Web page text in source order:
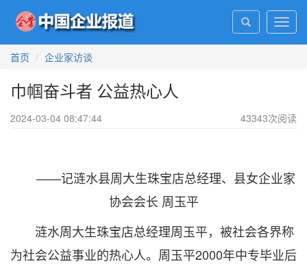
首页
企业家访谈
巾帼奋斗者 公益热心人
2024-03-04 08:47:44 43343次阅读
——记涟水县周大生珠宝店总经理、县女企业家
协会会长 周玉平
涟水周大生珠宝店总经理周玉平，被社会各界称
为社会公益事业的热心人。周玉平2000年中专毕业后